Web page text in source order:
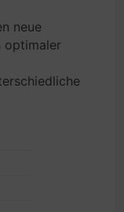
neue
optimaler